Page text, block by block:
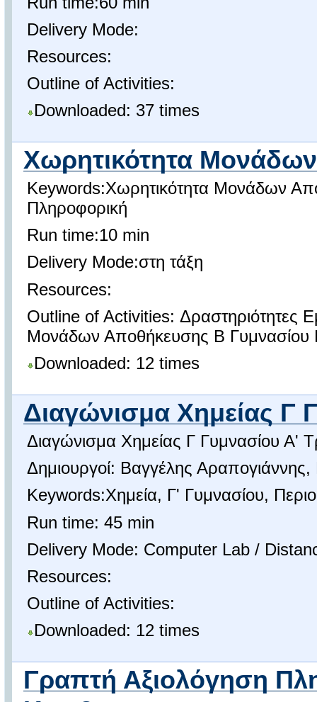
Delivery Mode:
Resources:
Outline of Activities:
Downloaded: 37 times
Χωρητικότητα
Keywords:Χωρητικότητα Μονάδων
Πληροφορική
Run time:10 min
Delivery Mode:στη τάξη
Resources:
Outline of Activities: Δραστηριότητες
Μονάδων Αποθήκευσης Β Γυμνασίου
Downloaded: 12 times
Διαγώνισμα Χημείας Γ
Διαγώνισμα Χημείας Γ Γυμνασίου Α'
Δημιουργοί: Βαγγέλης
Keywords:Χημεία, Γ' Γυμνασίου,
Run time: 45 min
Delivery Mode: Computer Lab /
Resources:
Outline of Activities:
Downloaded: 12 times
Γραπτή Αξιολόγηση